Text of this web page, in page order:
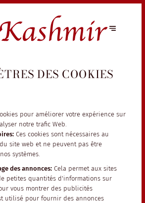
DES COOKIES
pour améliorer votre expérience sur
notre trafic Web.
: Ces cookies sont nécessaires au
site web et ne peuvent pas être
systèmes.
des annonces: Cela permet aux sites
petites quantités d'informations sur
vous montrer des publicités
utilisé pour fournir des annonces